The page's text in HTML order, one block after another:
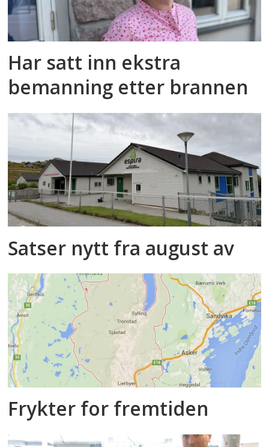
Har satt inn ekstra
bemanning etter brannen
Satser nytt fra august av
Frykter for fremtiden